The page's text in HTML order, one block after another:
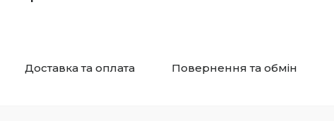
Доставка та оплата Повернення та обмін